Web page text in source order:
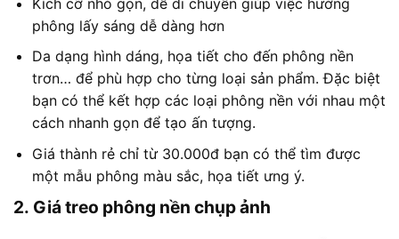
phông lấy sáng dễ dàng hơn
Da dạng hình dáng, họa tiết cho đến phông nền
trơn… để phù hợp cho từng loại sản phẩm. Đặc biệt
bạn có thể kết hợp các loại phông nền với nhau một
cách nhanh gọn để tạo ấn tượng.
Giá thành rẻ chỉ từ 30.000đ bạn có thể tìm được
một mẫu phông màu sắc, họa tiết ưng ý.
2. Giá treo phông nền chụp ảnh